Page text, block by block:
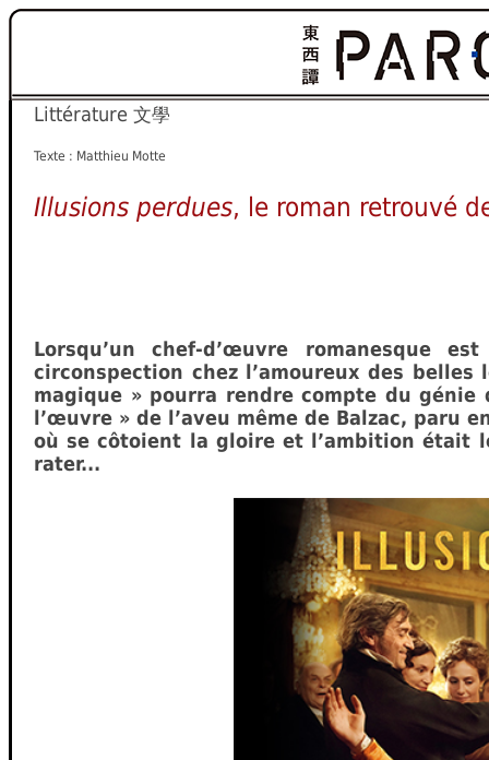
Littérature 文學
Texte : Matthieu Motte
Illusions perdues, le roman retrouvé
Lorsqu’un chef-d’œuvre romanesque
circonspection chez l’amoureux des
magique » pourra rendre compte du
l’œuvre » de l’aveu même de Balzac, paru
où se côtoient la gloire et l’ambition était
rater...